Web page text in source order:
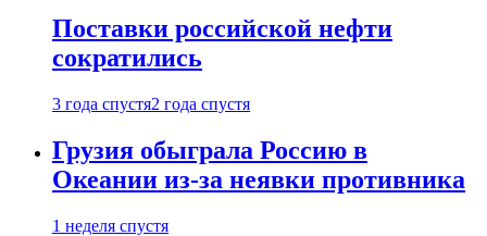
Поставки российской нефти
сократились
3 года спустя2 года спустя
Грузия обыграла Россию в
Океании из-за неявки противника
1 неделя спустя